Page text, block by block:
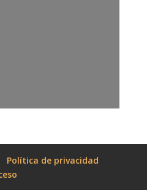
Política de privacidad